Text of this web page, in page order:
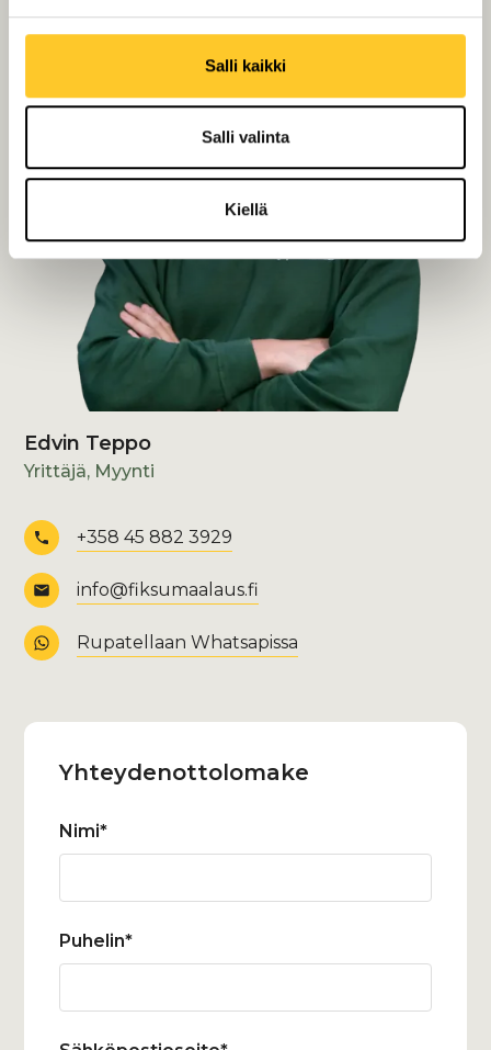
Salli kaikki
Salli valinta
Kiellä
Edvin Teppo
Yrittäjä, Myynti
+358 45 882 3929
info@fiksumaalaus.fi
Rupatellaan Whatsapissa
Yhteydenotto­lomake
Nimi*
Puhelin*